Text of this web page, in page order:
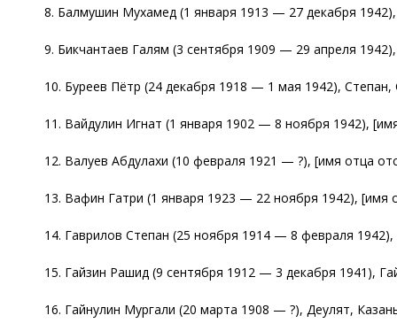
8. Балмушин Мухамед (1 января 1913 — 27 декабря
9. Бикчантаев Галям (3 сентября 1909 — 29 апреля
10. Буреев Пётр (24 декабря 1918 — 1 мая 1942), Степан,
11. Вайдулин Игнат (1 января 1902 — 8 ноября 1942),
12. Валуев Абдулахи (10 февраля 1921 — ?), [имя отца
13. Вафин Гатри (1 января 1923 — 22 ноября 1942), [имя
14. Гаврилов Степан (25 ноября 1914 — 8 февраля
15. Гайзин Рашид (9 сентября 1912 — 3 декабря 1941),
16. Гайнулин Мургали (20 марта 1908 — ?), Деулят,